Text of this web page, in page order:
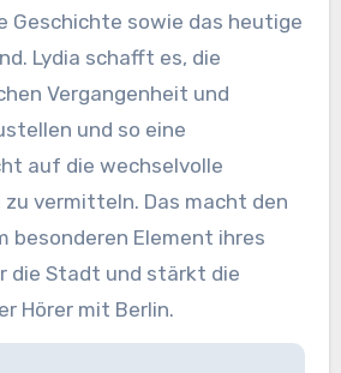
Geschichte sowie das heutige
Lydia schafft es, die
Vergangenheit und
und so eine
auf die wechselvolle
vermitteln. Das macht den
besonderen Element ihres
die Stadt und stärkt die
Hörer mit Berlin.